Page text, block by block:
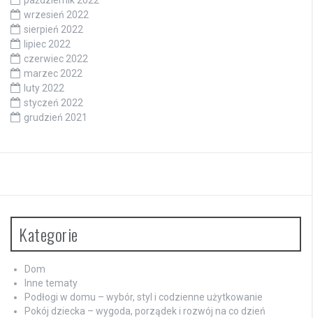
wrzesień 2022
sierpień 2022
lipiec 2022
czerwiec 2022
marzec 2022
luty 2022
styczeń 2022
grudzień 2021
Kategorie
Dom
Inne tematy
Podłogi w domu – wybór, styl i codzienne użytkowanie
Pokój dziecka – wygoda, porządek i rozwój na co dzień